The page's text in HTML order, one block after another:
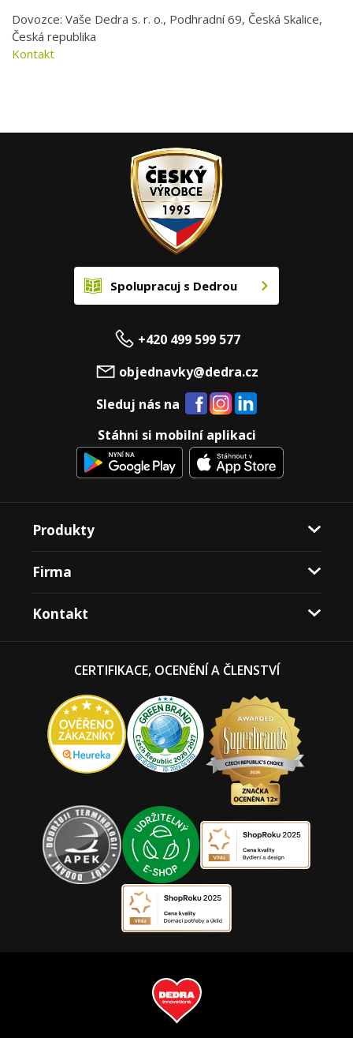
Dovozce: Vaše Dedra s. r. o., Podhradní 69, Česká Skalice,
Česká republika
Kontakt
Spolupracuj s Dedrou
+420 499 599 577
objednavky@dedra.cz
Sleduj nás na
Stáhni si mobilní aplikaci
Produkty
Firma
Kontakt
CERTIFIKACE, OCENĚNÍ A ČLENSTVÍ